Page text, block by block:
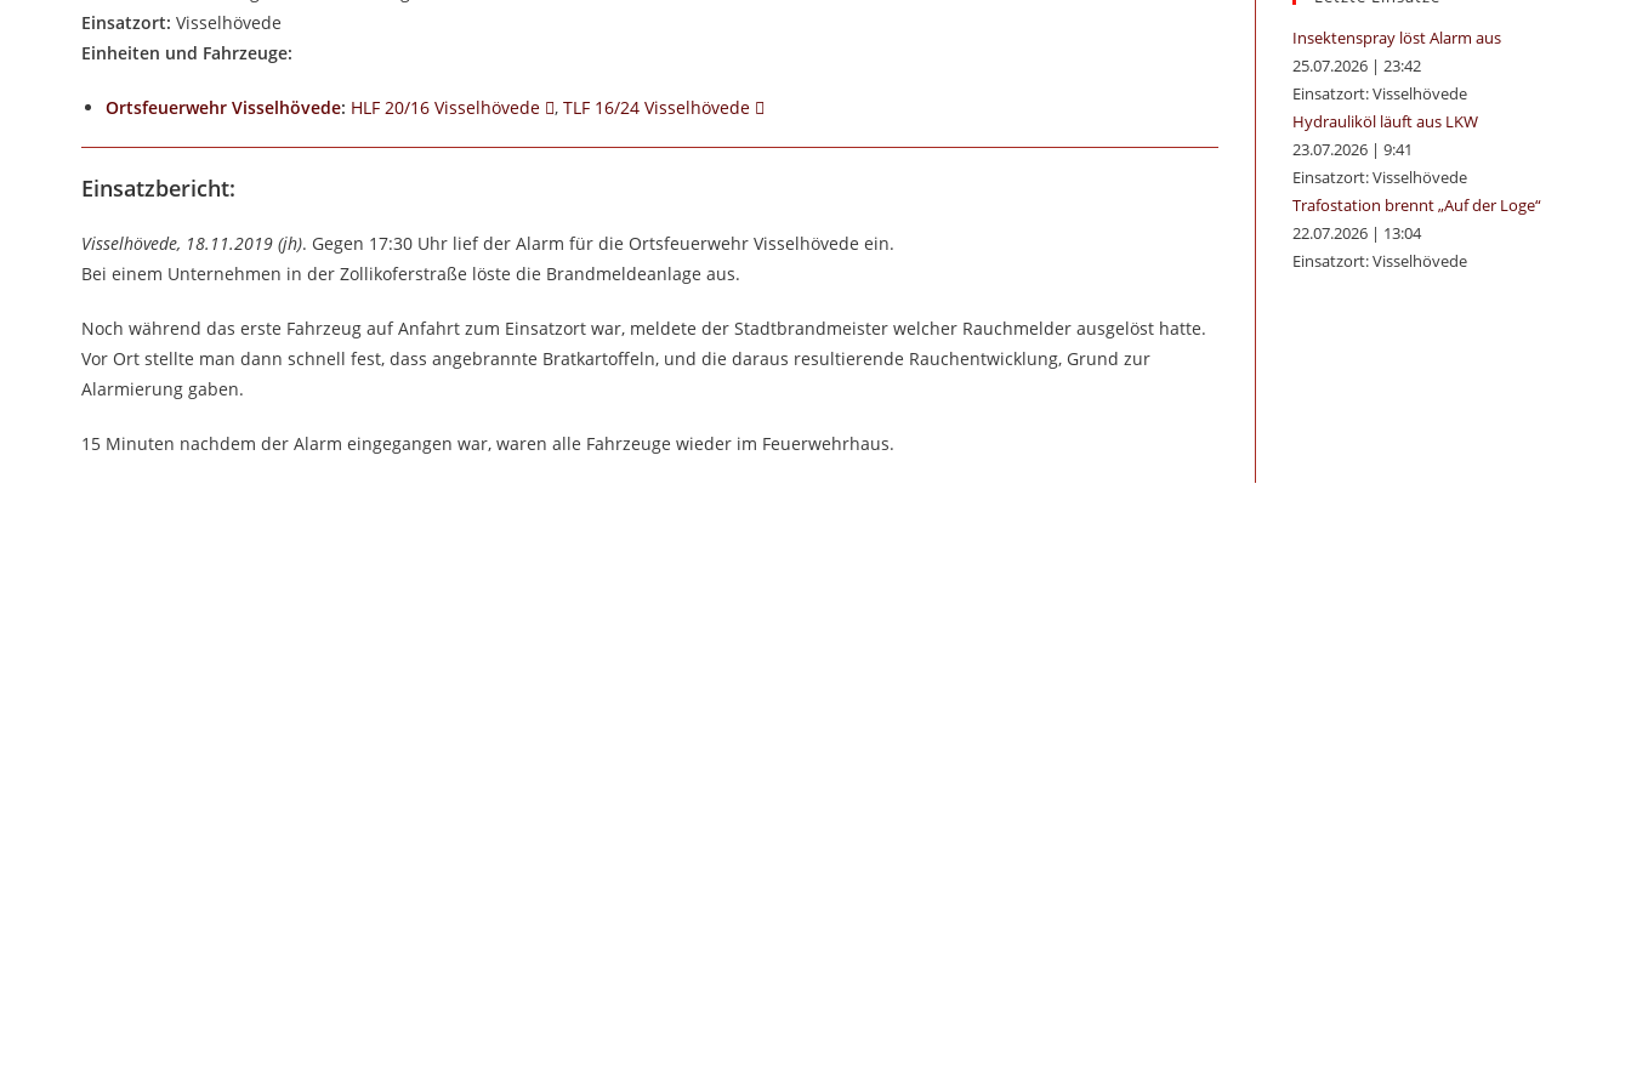
Einsatzort: Visselhövede
Einheiten und Fahrzeuge:
Ortsfeuerwehr Visselhövede: HLF 20/16 Visselhövede ,TLF 16/24 Visselhövede
Einsatzbericht:
Visselhövede, 18.11.2019 (jh). Gegen 17:30 Uhr lief der Alarm für die Ortsfeuerwehr Visselhövede ein.
Bei einem Unternehmen in der Zollikoferstraße löste die Brandmeldeanlage aus.
Noch während das erste Fahrzeug auf Anfahrt zum Einsatzort war, meldete der Stadtbrandmeister welcher Rauchmelder ausgelöst hatte.
Vor Ort stellte man dann schnell fest, dass angebrannte Bratkartoffeln, und die daraus resultierende Rauchentwicklung, Grund zur
Alarmierung gaben.
15 Minuten nachdem der Alarm eingegangen war, waren alle Fahrzeuge wieder im Feuerwehrhaus.
Insektenspray löst Alarm aus
25.07.2026| 23:42
Einsatzort: Visselhövede
Hydrauliköl läuft aus LKW
23.07.2026| 9:41
Einsatzort: Visselhövede
Trafostation brennt „Auf der Loge“
22.07.2026| 13:04
Einsatzort: Visselhövede